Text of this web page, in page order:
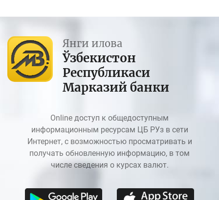
Янги илова
Ўзбекистон
Республикаси
Марказий банки
Online доступ к общедоступным
информационным ресурсам ЦБ РУз в сети
Интернет, с возможностью просматривать и
получать обновленную информацию, в том
числе сведения о курсах валют.